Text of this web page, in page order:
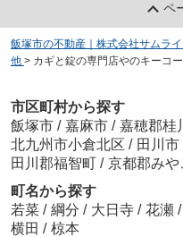
ペ
飯塚市の不動産｜株式会社サムラ
他 > カギと錠の専門店やのキーコ
市区町村から探す
飯塚市 / 嘉麻市 / 嘉穂郡桂
北九州市小倉北区 / 田川市
田川郡福智町 / 京都郡みや
町名から探す
若菜 / 綱分 / 大日寺 / 花瀬 /
横田 / 椋本